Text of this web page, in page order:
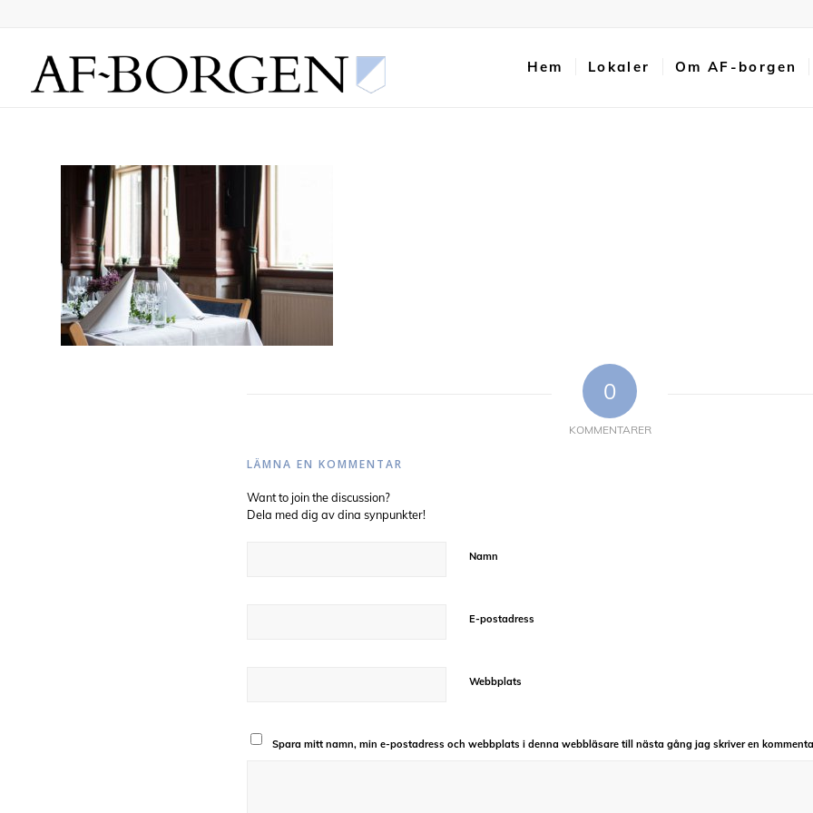
Hem Lokaler Om AF-borgen
0
KOMMENTARER
LÄMNA EN KOMMENTAR
Want to join the discussion?
Dela med dig av dina synpunkter!
Namn
E-postadress
Webbplats
Spara mitt namn, min e-postadress och webbplats i denna webbläsare till nästa gång jag skriver en